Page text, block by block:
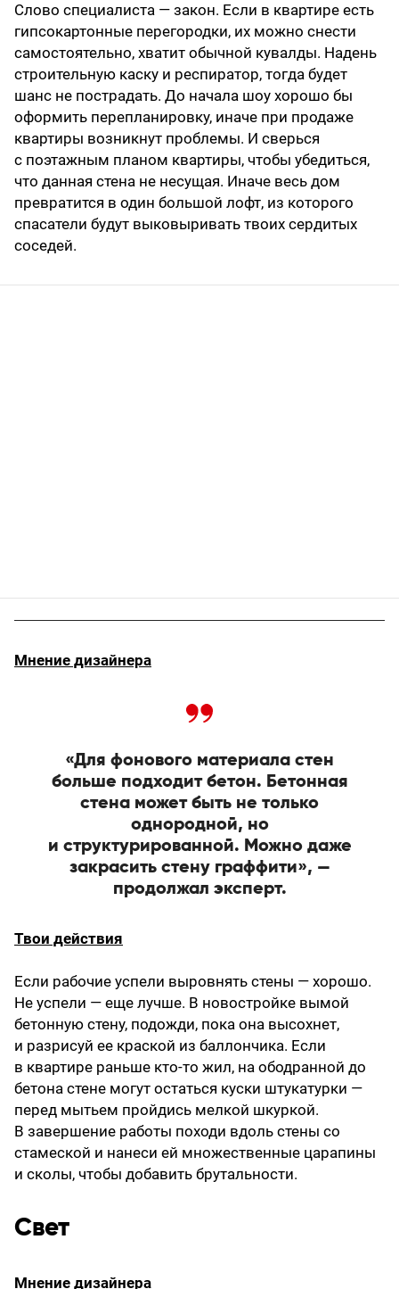
Слово специалиста — закон. Если в квартире есть
гипсокартонные перегородки, их можно снести
самостоятельно, хватит обычной кувалды. Надень
строительную каску и респиратор, тогда будет
шанс не пострадать. До начала шоу хорошо бы
оформить перепланировку, иначе при продаже
квартиры возникнут проблемы. И сверься
с поэтажным планом квартиры, чтобы убедиться,
что данная стена не несущая. Иначе весь дом
превратится в один большой лофт, из которого
спасатели будут выковыривать твоих сердитых
соседей.
Мнение дизайнера
«Для фонового материала стен
больше подходит бетон. Бетонная
стена может быть не только
однородной, но
и структурированной. Можно даже
закрасить стену граффити», —
продолжал эксперт.
Твои действия
Если рабочие успели выровнять стены — хорошо.
Не успели — еще лучше. В новостройке вымой
бетонную стену, подожди, пока она высохнет,
и разрисуй ее краской из баллончика. Если
в квартире раньше кто-то жил, на ободранной до
бетона стене могут остаться куски штукатурки —
перед мытьем пройдись мелкой шкуркой.
В завершение работы походи вдоль стены со
стамеской и нанеси ей множественные царапины
и сколы, чтобы добавить брутальности.
Свет
Мнение дизайнера